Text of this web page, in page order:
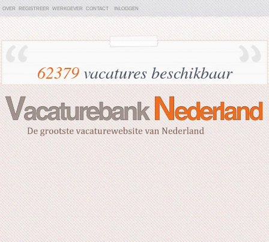
OVER REGISTREER WERKGEVER CONTACT INLOGGEN
62379vacatures beschikbaar